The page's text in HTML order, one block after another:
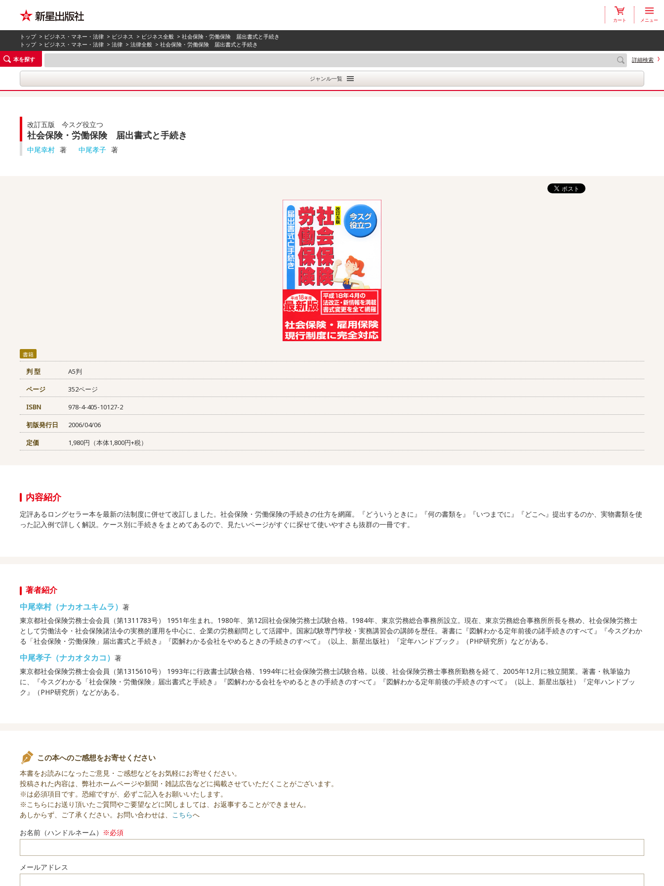
カート メニュー
トップ > ビジネス・マネー・法律 > ビジネス > ビジネス全般 > 社会保険・労働保険 届出書式と手続き
トップ > ビジネス・マネー・法律 >法律 >法律全般 > 社会保険・労働保険 届出書式と手続き
本を探す
詳細検索
ジャンル一覧
改訂五版 今スグ役立つ
社会保険・労働保険 届出書式と手続き
中尾幸村 著 中尾孝子 著
書籍
判 型
A5判
ページ
352ページ
ISBN
978-4-405-10127-2
初版発行日
2006/04/06
定価
1,980円（本体1,800円+税）
内容紹介
定評あるロングセラー本を最新の法制度に併せて改訂しました。社会保険・労働保険の手続きの仕方を網羅。『どういうときに』『何の書類を』『いつまでに』『どこへ』提出するのか、実物書類を使
った記入例で詳しく解説。ケース別に手続きをまとめてあるので、見たいページがすぐに探せて使いやすさも抜群の一冊です。
著者紹介
中尾幸村（ナカオユキムラ）著
東京都社会保険労務士会会員（第1311783号） 1951年生まれ。1980年、第12回社会保険労務士試験合格。1984年、東京労務総合事務所設立。現在、東京労務総合事務所所長を務め、社会保険労務士
として労働法令・社会保険諸法令の実務的運用を中心に、企業の労務顧問として活躍中。国家試験専門学校・実務講習会の講師を歴任。著書に『図解わかる定年前後の諸手続きのすべて』『今スグわか
る「社会保険・労働保険」届出書式と手続き』『図解わかる会社をやめるときの手続きのすべて』（以上、新星出版社）『定年ハンドブック』（PHP研究所）などがある。
中尾孝子（ナカオタカコ）著
東京都社会保険労務士会会員（第1315610号） 1993年に行政書士試験合格、1994年に社会保険労務士試験合格。以後、社会保険労務士事務所勤務を経て、2005年12月に独立開業。著書・執筆協力
に、『今スグわかる「社会保険・労働保険」届出書式と手続き』『図解わかる会社をやめるときの手続きのすべて』『図解わかる定年前後の手続きのすべて』（以上、新星出版社）『定年ハンドブッ
ク』（PHP研究所）などがある。
この本へのご感想をお寄せください
本書をお読みになったご意見・ご感想などをお気軽にお寄せください。
投稿された内容は、弊社ホームページや新聞・雑誌広告などに掲載させていただくことがございます。
※は必須項目です。恐縮ですが、必ずご記入をお願いいたします。
※こちらにお送り頂いたご質問やご要望などに関しましては、お返事することができません。
あしからず、ご了承ください。お問い合わせは、 こちらへ
お名前（ハンドルネーム） ※必須
メールアドレス